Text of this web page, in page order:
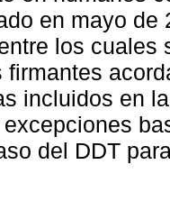
en mayo
los cuales
firmantes
incluidos en
del DDT